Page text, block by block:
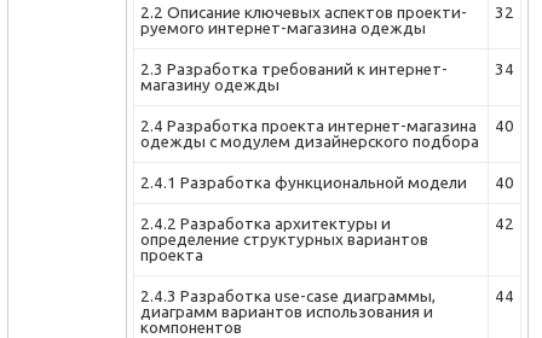
2.2 Описание ключевых аспектов проекти­
руемого интернет-магазина одежды
32
2.3 Разра­ботка требований к интернет-
магазину одежды
34
2.4 Разра­ботка проекта интернет-магазина
одежды с модулем дизайнерского подбора
40
2.4.1 Разра­ботка функцио­нальной модели 40
2.4.2 Разра­ботка архитектуры и
определение структурных вариантов
проекта
42
2.4.3 Разра­ботка use-case диаграммы,
диаграмм вариантов использования и
компонентов
44